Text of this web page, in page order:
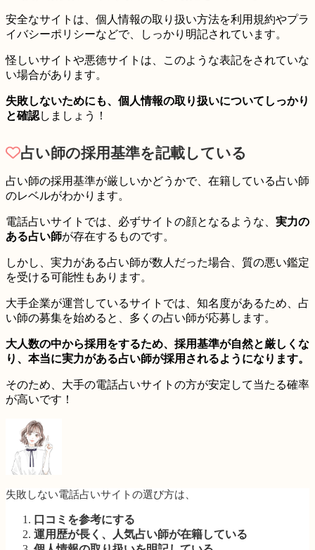
安全なサイトは、個人情報の取り扱い方法を利用規約やプラ
イバシーポリシーなどで、しっかり明記されています。
怪しいサイトや悪徳サイトは、このような表記をされていな
い場合があります。
失敗しないためにも、個人情報の取り扱いについてしっかり
と確認しましょう！
占い師の採用基準を記載している
占い師の採用基準が厳しいかどうかで、在籍している占い師
のレベルがわかります。
電話占いサイトでは、必ずサイトの顔となるような、 実力の
ある占い師が存在するものです。
しかし、実力がある占い師が数人だった場合、質の悪い鑑定
を受ける可能性もあります。
大手企業が運営しているサイトでは、知名度があるため、占
い師の募集を始めると、多くの占い師が応募します。
大人数の中から採用をするため、採用基準が自然と厳しくな
り、本当に実力がある占い師が採用されるようになります。
そのため、大手の電話占いサイトの方が安定して当たる確率
が高いです！
失敗しない電話占いサイトの選び方は、
口コミを参考にする
運用歴が長く、人気占い師が在籍している